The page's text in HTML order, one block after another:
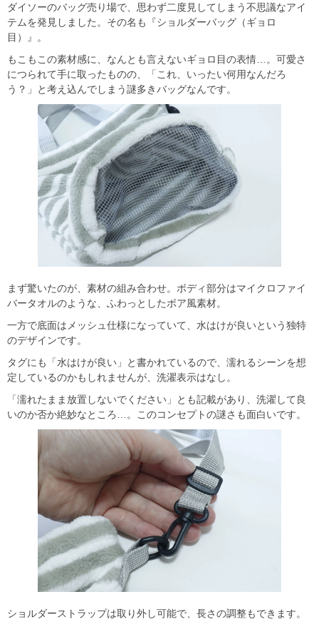
ダイソーのバッグ売り場で、思わず二度見してしまう不思議なアイ
テムを発見しました。その名も『ショルダーバッグ（ギョロ
目）』。
もこもこの素材感に、なんとも言えないギョロ目の表情…。可愛さ
につられて手に取ったものの、「これ、いったい何用なんだろ
う？」と考え込んでしまう謎多きバッグなんです。
まず驚いたのが、素材の組み合わせ。ボディ部分はマイクロファイ
バータオルのような、ふわっとしたボア風素材。
一方で底面はメッシュ仕様になっていて、水はけが良いという独特
のデザインです。
タグにも「水はけが良い」と書かれているので、濡れるシーンを想
定しているのかもしれませんが、洗濯表示はなし。
「濡れたまま放置しないでください」とも記載があり、洗濯して良
いのか否か絶妙なところ…。このコンセプトの謎さも面白いです。
ショルダーストラップは取り外し可能で、長さの調整もできます。